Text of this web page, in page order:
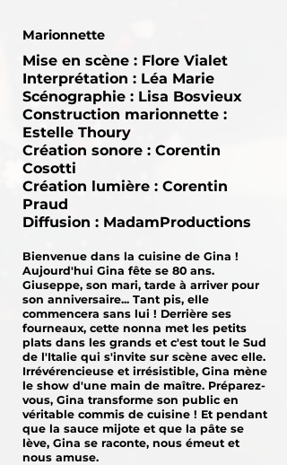
Marionnette
Mise en scène : Flore Vialet
Interprétation : Léa Marie
Scénographie : Lisa Bosvieux
Construction marionnette :
Estelle Thoury
Création sonore : Corentin
Cosotti
Création lumière : Corentin
Praud
Diffusion : MadamProductions
Bienvenue dans la cuisine de Gina !
Aujourd'hui Gina fête se 80 ans.
Giuseppe, son mari, tarde à arriver pour
son anniversaire... Tant pis, elle
commencera sans lui ! Derrière ses
fourneaux, cette nonna met les petits
plats dans les grands et c'est tout le Sud
de l'Italie qui s'invite sur scène avec elle.
Irrévérencieuse et irrésistible, Gina mène
le show d'une main de maître. Préparez-
vous, Gina transforme son public en
véritable commis de cuisine ! Et pendant
que la sauce mijote et que la pâte se
lève, Gina se raconte, nous émeut et
nous amuse.